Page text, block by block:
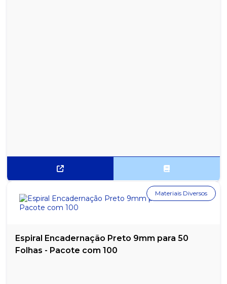
Espiral Encadernação Preto 9mm para 50
Folhas - Pacote com 100
Materiais Diversos